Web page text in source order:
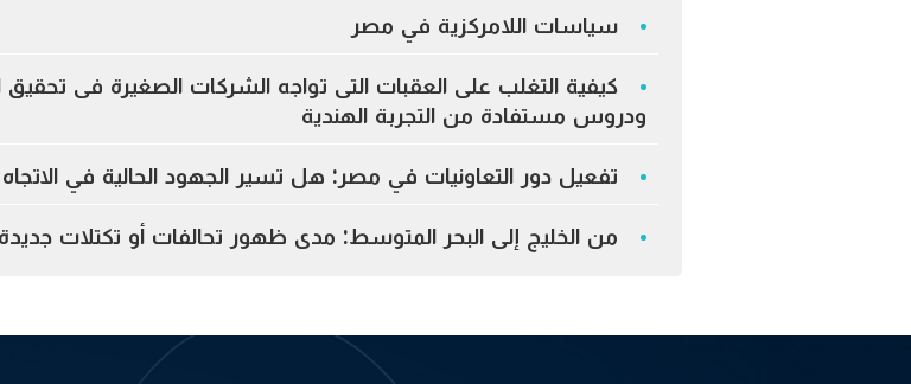
سياسات اللامركزية في مصر
كيفية التغلب على العقبات التى تواجه الشركات الصغيرة فى تحقيق
ودروس مستفادة من التجربة الهندية
تفعيل دور التعاونيات في مصر: هل تسير الجهود الحالية في
من الخليج إلى البحر المتوسط: مدى ظهور تحالفات أو تكتلات